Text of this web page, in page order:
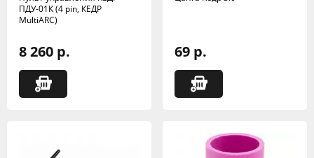
ПДУ-01К (4 pin, КЕДР
MultiARC)
8 260 р. 69 р.